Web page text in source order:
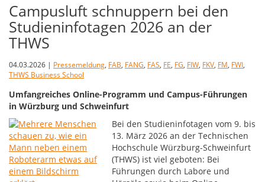
Campusluft schnuppern bei den
Studieninfotagen 2026 an der
THWS
04.03.2026 | Pressemeldung, FAB, FANG, FAS, FE, FG, FIW, FKV, FM, FWI,
THWS Business School
Umfangreiches Online-Programm und Campus-Führungen
in Würzburg und Schweinfurt
Bei den Studieninfotagen vom 9. bis
13. März 2026 an der Technischen
Hochschule Würzburg-Schweinfurt
(THWS) ist viel geboten: Bei
Führungen durch Labore und